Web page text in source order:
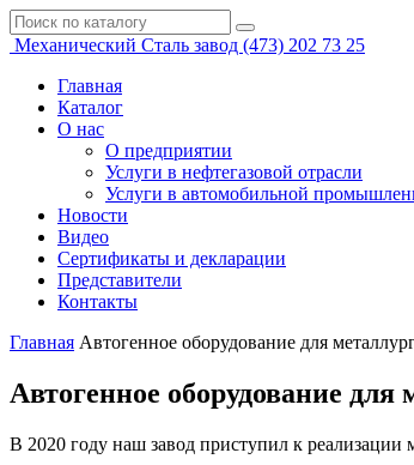
Механический Сталь завод (473) 202 73 25
Главная
Каталог
О нас
О предприятии
Услуги в нефтегазовой отрасли
Услуги в автомобильной
Новости
Видео
Сертификаты и декларации
Представители
Контакты
Главная Автогенное оборудование для
Автогенное оборудование для
В 2020 году наш завод приступил к реализации